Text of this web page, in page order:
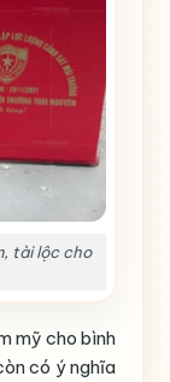
tài lộc cho
mỹ cho bình
có ý nghĩa